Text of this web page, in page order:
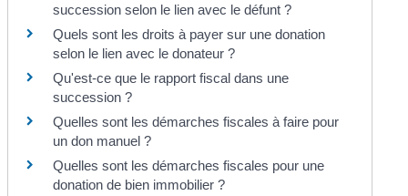
succession selon le lien avec le défunt ?
Quels sont les droits à payer sur une donation
selon le lien avec le donateur ?
Qu'est-ce que le rapport fiscal dans une
succession ?
Quelles sont les démarches fiscales à faire pour
un don manuel ?
Quelles sont les démarches fiscales pour une
donation de bien immobilier ?